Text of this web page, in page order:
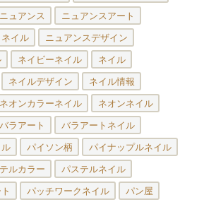
ニュアンス ニュアンスアート
イル ニュアンスデザイン
ネイビーネイル ネイル
ネイルデザイン ネイル情報
ネオンカラーネイル ネオンネイル
バラアート バラアートネイル
パイソン柄 パイナップルネイル
ルカラー パステルネイル
パッチワークネイル パン屋